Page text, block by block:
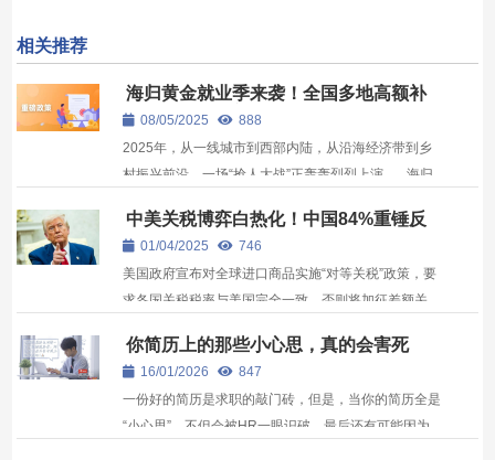
相关推荐
海归黄金就业季来袭！全国多地高额补
贴、优厚薪资竞相揽才
08/05/2025
888
2025年，从一线城市到西部内陆，从沿海经济带到乡
村振兴前沿，一场“抢人大战”正轰轰烈烈上演。 海归
成为各地政策重点争夺的对象。 最高1亿元项目资
助、600万元创业奖金、免税购车、直接落户等“真金白
银”福...
中美关税博弈白热化！中国84%重锤反
制，留美学生面临“归国潮”抉择
01/04/2025
746
美国政府宣布对全球进口商品实施“对等关税”政策，要
求各国关税税率与美国完全一致，否则将加征差额关
的经济霸权”。 美国贸易代表办公室宣称，此举旨在消
除“不公平贸易逆差”，但其核心逻辑完全否定发展中国
家...
你简历上的那些小心思，真的会害死
你…16/01/2026
847
一份好的简历是求职的敲门砖，但是，当你的简历全是
“小心思”，不但会被HR一眼识破，最后还有可能因为